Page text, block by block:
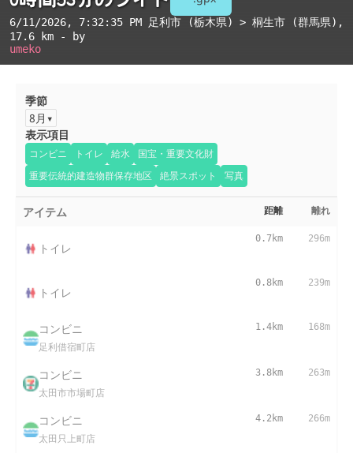
6/11/2026, 7:32:35 PM 足利市 (栃木県) > 桐生市 (群馬県) ,
17.6 km - by
umeko
季節
8月
表示項目
コンビニ トイレ 給水
国宝・重要文化財
重要伝統的建造物群保存地区
絶景スポット 写真
アイテム 距離 離れ
トイレ
0.7km 296m
トイレ
0.8km 239m
コンビニ
足利借宿町店
1.4km 168m
コンビニ
太田市市場町店
3.8km 263m
コンビニ
太田只上町店
4.2km 266m